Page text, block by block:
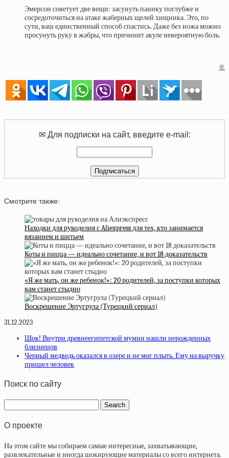
Эмерсон советует две вещи: засунуть панику поглубже и
сосредоточиться на атаке жаберных щелей хищника. Это, по
сути, ваш единственный способ спастись. Даже без ножа можно
просунуть руку в жабры, что причинит акуле невероятную боль.
©
✉ Для подписки на сайт, введите e-mail:
Смотрите также:
Находки для рукоделия с Aliexpress для тех, кто занимается
вязанием и шитьем
Коты и пицца — идеально сочетание, и вот 18 доказательств
«Я же мать, он же ребенок!»: 20 родителей, за поступки которых
вам станет стыдно
Воскрешение Эртугрула (Турецкий сериал)
31.12.2023
Шок! Внутри древнеегипетской мумии нашли нерожденных
близнецов
Черный медведь оказался в озере и не мог плыть. Ему на выручку
пришел человек
Поиск по сайту
О проекте
На этом сайте мы собираем самые интересные, захватывающие,
развлекательные и иногда шокирующие материалы со всего интернета.